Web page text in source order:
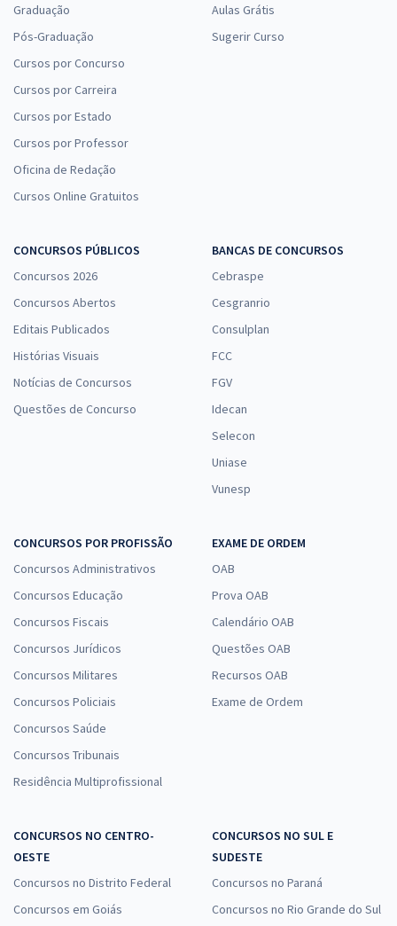
Graduação
Pós-Graduação
Cursos por Concurso
Cursos por Carreira
Cursos por Estado
Cursos por Professor
Oficina de Redação
Cursos Online Gratuitos
Aulas Grátis
Sugerir Curso
CONCURSOS PÚBLICOS
Concursos 2026
Concursos Abertos
Editais Publicados
Histórias Visuais
Notícias de Concursos
Questões de Concurso
BANCAS DE CONCURSOS
Cebraspe
Cesgranrio
Consulplan
FCC
FGV
Idecan
Selecon
Uniase
Vunesp
CONCURSOS POR PROFISSÃO
Concursos Administrativos
Concursos Educação
Concursos Fiscais
Concursos Jurídicos
Concursos Militares
Concursos Policiais
Concursos Saúde
Concursos Tribunais
Residência Multiprofissional
EXAME DE ORDEM
OAB
Prova OAB
Calendário OAB
Questões OAB
Recursos OAB
Exame de Ordem
CONCURSOS NO CENTRO-
OESTE
Concursos no Distrito Federal
Concursos em Goiás
CONCURSOS NO SUL E
SUDESTE
Concursos no Paraná
Concursos no Rio Grande do Sul